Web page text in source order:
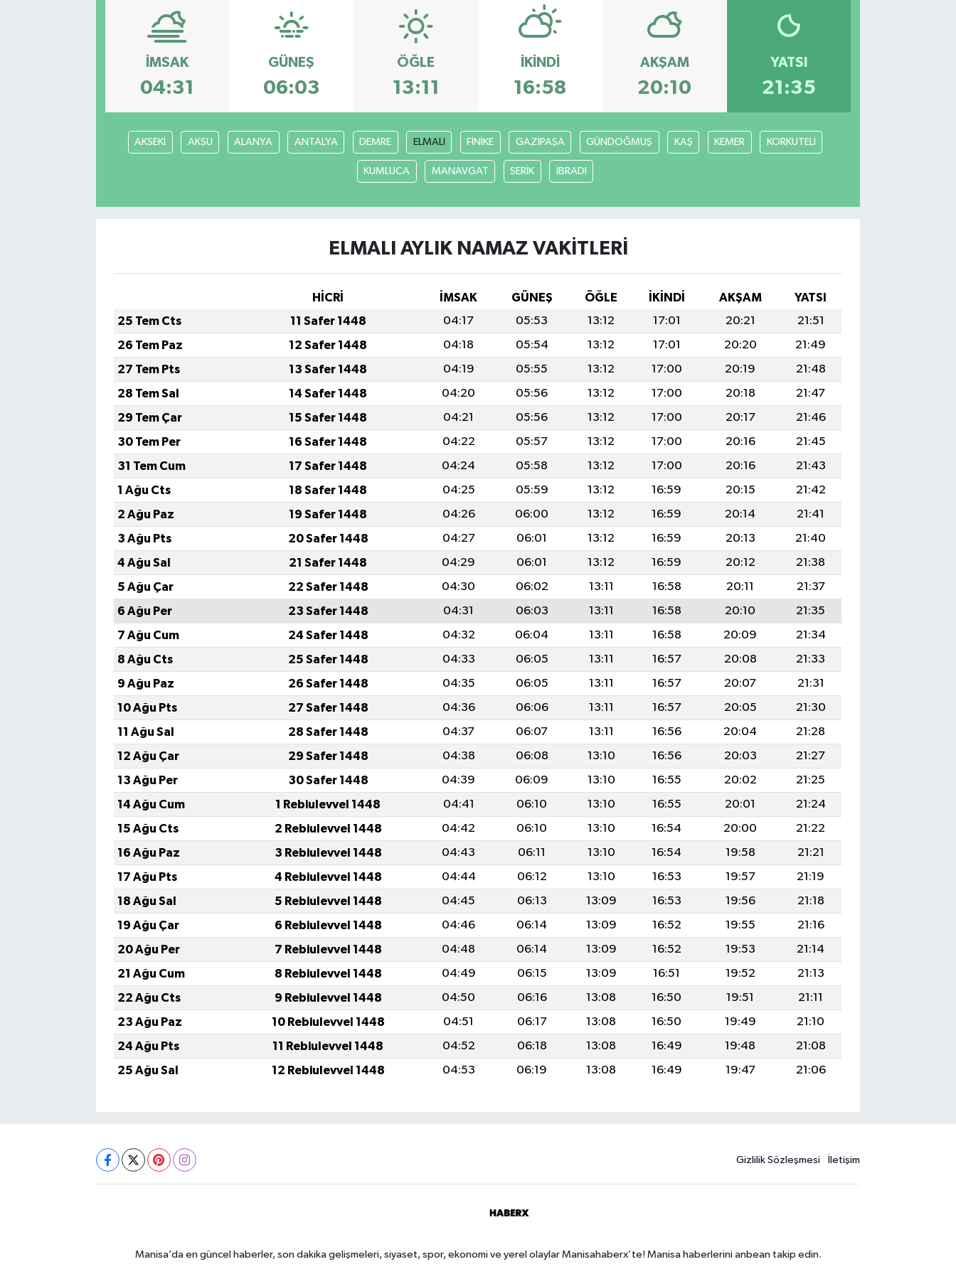
İMSAK
04:31
GÜNEŞ
06:03
ÖĞLE
13:11
İKINDI
16:58
AKŞAM
20:10
YATSI
21:35
AKSEKİ AKSU ALANYA ANTALYA DEMRE ELMALI FİNİKE GAZİPAŞA GÜNDOĞMUŞ KAŞ KEMER KORKUTELİ
KUMLUCA MANAVGAT SERİK İBRADI
ELMALI AYLIK NAMAZ VAKITLERI
HİCRİ İMSAK GÜNEŞ ÖĞLE İKINDI AKŞAM
YATSI
25 Tem Cts
11 Safer 1448 04:17 05:53 13:12 17:01 20:21
21:51
26 Tem Paz
12 Safer 1448 04:18 05:54 13:12 17:01 20:20
21:49
27 Tem Pts
13 Safer 1448 04:19 05:55 13:12 17:00 20:19
21:48
28 Tem Sal
14 Safer 1448 04:20 05:56 13:12 17:00 20:18
21:47
29 Tem Çar
15 Safer 1448 04:21 05:56 13:12 17:00 20:17
21:46
30 Tem Per
16 Safer 1448 04:22 05:57 13:12 17:00 20:16
21:45
31 Tem Cum
17 Safer 1448 04:24 05:58 13:12 17:00 20:16
21:43
1 Ağu Cts
18 Safer 1448 04:25 05:59 13:12 16:59 20:15
21:42
2 Ağu Paz
19 Safer 1448 04:26 06:00 13:12 16:59 20:14
21:41
3 Ağu Pts
20 Safer 1448 04:27 06:01 13:12 16:59 20:13
21:40
4 Ağu Sal
21 Safer 1448 04:29 06:01 13:12 16:59 20:12
21:38
5 Ağu Çar
22 Safer 1448 04:30 06:02 13:11 16:58 20:11
21:37
6 Ağu Per
23 Safer 1448 04:31 06:03 13:11 16:58 20:10
21:35
7 Ağu Cum
24 Safer 1448 04:32 06:04 13:11 16:58 20:09
21:34
8 Ağu Cts
25 Safer 1448 04:33 06:05 13:11 16:57 20:08
21:33
9 Ağu Paz
26 Safer 1448 04:35 06:05 13:11 16:57 20:07
21:31
10 Ağu Pts
27 Safer 1448 04:36 06:06 13:11 16:57 20:05
21:30
11 Ağu Sal
28 Safer 1448 04:37 06:07 13:11 16:56 20:04
21:28
12 Ağu Çar
29 Safer 1448 04:38 06:08 13:10 16:56 20:03
21:27
13 Ağu Per
30 Safer 1448 04:39 06:09 13:10 16:55 20:02
21:25
14 Ağu Cum
1 Rebiulevvel 1448 04:41 06:10 13:10 16:55 20:01
21:24
15 Ağu Cts
2 Rebiulevvel 1448 04:42 06:10 13:10 16:54 20:00
21:22
16 Ağu Paz
3 Rebiulevvel 1448 04:43 06:11 13:10 16:54 19:58
21:21
17 Ağu Pts
4 Rebiulevvel 1448 04:44 06:12 13:10 16:53 19:57
21:19
18 Ağu Sal
5 Rebiulevvel 1448 04:45 06:13 13:09 16:53 19:56
21:18
19 Ağu Çar
6 Rebiulevvel 1448 04:46 06:14 13:09 16:52 19:55
21:16
20 Ağu Per
7 Rebiulevvel 1448 04:48 06:14 13:09 16:52 19:53
21:14
21 Ağu Cum
8 Rebiulevvel 1448 04:49 06:15 13:09 16:51 19:52
21:13
22 Ağu Cts
9 Rebiulevvel 1448 04:50 06:16 13:08 16:50 19:51
21:11
23 Ağu Paz
10 Rebiulevvel 1448 04:51 06:17 13:08 16:50 19:49
21:10
24 Ağu Pts
11 Rebiulevvel 1448 04:52 06:18 13:08 16:49 19:48
21:08
25 Ağu Sal
12 Rebiulevvel 1448 04:53 06:19 13:08 16:49 19:47 21:06
Gizlilik Sözleşmesi İletişim
Manisa’da en güncel haberler, son dakika gelişmeleri, siyaset, spor, ekonomi ve yerel olaylar Manisahaberx’te! Manisa haberlerini anbean takip edin.
Gizlilik Sözleşmesi